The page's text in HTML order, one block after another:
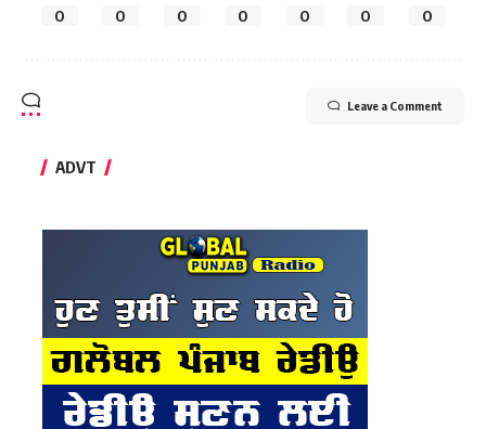
0 0 0 0 0 0 0
Leave a Comment
ADVT